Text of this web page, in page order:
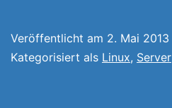
Veröffentlicht am 2. Mai 2013
Kategorisiert als Linux, Server